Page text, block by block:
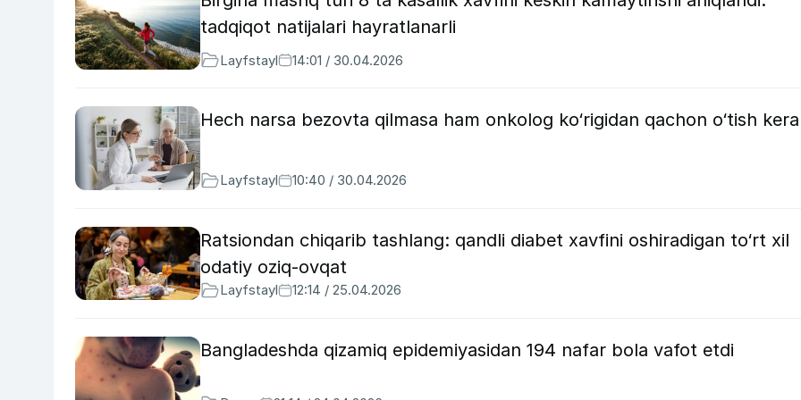
tadqiqot natijalari hayratlanarli
Layfstayl 14:01 / 30.04.2026
Hech narsa bezovta qilmasa ham onkolog ko‘rigidan qachon o‘tish
Layfstayl 10:40 / 30.04.2026
Ratsiondan chiqarib tashlang: qandli diabet xavfini oshiradigan to‘rt xil
odatiy oziq-ovqat
Layfstayl 12:14 / 25.04.2026
Bangladeshda qizamiq epidemiyasidan 194 nafar bola vafot etdi